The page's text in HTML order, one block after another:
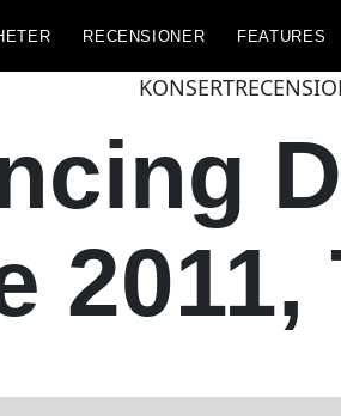
RECENSIONER FEATURES